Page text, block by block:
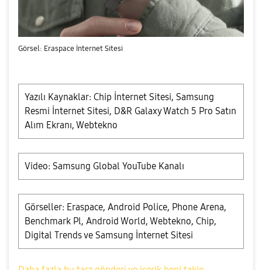
Görsel: Eraspace İnternet Sitesi
Yazılı Kaynaklar: Chip İnternet Sitesi, Samsung
Resmi İnternet Sitesi, D&R Galaxy Watch 5 Pro Satın
Alım Ekranı, Webtekno
Video: Samsung Global YouTube Kanalı
Görseller: Eraspace, Android Police, Phone Arena,
Benchmark Pl, Android World, Webtekno, Chip,
Digital Trends ve Samsung İnternet Sitesi